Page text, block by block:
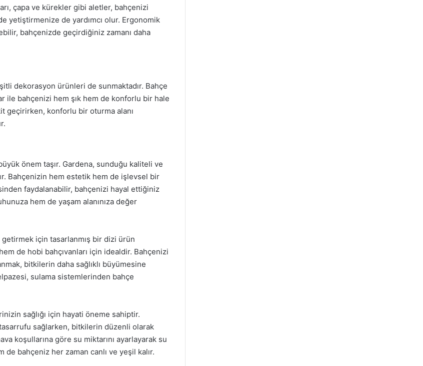
çapa ve kürekler gibi aletler, bahçenizi
yetiştirmenize de yardımcı olur. Ergonomik
bahçenizde geçirdiğiniz zamanı daha
dekorasyon ürünleri de sunmaktadır. Bahçe
ile bahçenizi hem şık hem de konforlu bir hale
geçirirken, konforlu bir oturma alanı
önem taşır. Gardena, sunduğu kaliteli ve
Bahçenizin hem estetik hem de işlevsel bir
faydalanabilir, bahçenizi hayal ettiğiniz
hem de yaşam alanınıza değer
getirmek için tasarlanmış bir dizi ürün
de hobi bahçıvanları için idealdir. Bahçenizi
bitkilerin daha sağlıklı büyümesine
sulama sistemlerinden bahçe
sağlığı için hayati öneme sahiptir.
sağlarken, bitkilerin düzenli olarak
koşullarına göre su miktarını ayarlayarak su
de bahçeniz her zaman canlı ve yeşil kalır.